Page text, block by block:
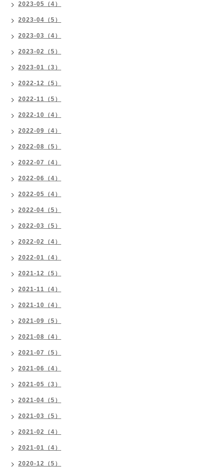
2023-05（4）
2023-04（5）
2023-03（4）
2023-02（5）
2023-01（3）
2022-12（5）
2022-11（5）
2022-10（4）
2022-09（4）
2022-08（5）
2022-07（4）
2022-06（4）
2022-05（4）
2022-04（5）
2022-03（5）
2022-02（4）
2022-01（4）
2021-12（5）
2021-11（4）
2021-10（4）
2021-09（5）
2021-08（4）
2021-07（5）
2021-06（4）
2021-05（3）
2021-04（5）
2021-03（5）
2021-02（4）
2021-01（4）
2020-12（5）